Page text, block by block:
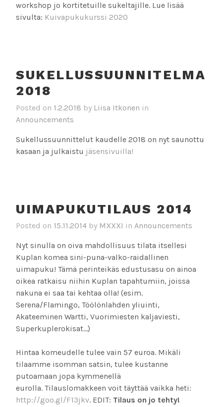
workshop jo kortitetuille sukeltajille. Lue lisää
sivulta: Kuivapukukurssi 2020
SUKELLUSSUUNNITELMA
2018
Posted on 1.2.2018 by Liisa Itkonen in
Announcements
Sukellussuunnittelut kaudelle 2018 on nyt saunottu
kasaan ja julkaistu jäsensivuilla!
UIMAPUKUTILAUS 2014
Posted on 15.11.2014 by MXXXI in Announcements
Nyt sinulla on oiva mahdollisuus tilata itsellesi
Kuplan komea sini-puna-valko-raidallinen
uimapuku! Tämä perinteikäs edustusasu on ainoa
oikea ratkaisu niihin Kuplan tapahtumiin, joissa
nakuna ei saa tai kehtaa olla! (esim.
Serena/Flamingo, Töölönlahden yliuinti,
Akateeminen Wartti, Vuorimiesten kaljaviesti,
Superkuplerokisat…)
Hintaa komeudelle tulee vain 57 euroa. Mikäli
tilaamme isomman satsin, tulee kustanne
putoamaan jopa kymmenellä
eurolla. Tilauslomakkeen voit täyttää vaikka heti:
http://goo.gl/F13jkv. EDIT: Tilaus on jo tehty!